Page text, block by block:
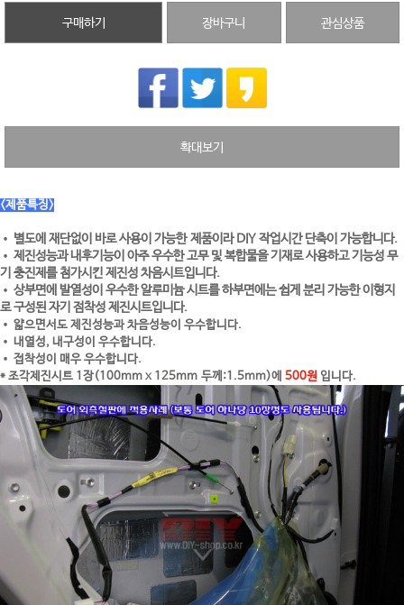
구매하기 장바구니 관심상품
확대보기
<제품특징>
• 별도에 재단없이 바로 사용이 가능한 제품이라 DIY 작업시간 단축이 가능합니다.
• 제진성능과 내후기능이 아주 우수한 고무 및 복합물을 기재로 사용하고 기능성 무
기 충진제를 첨가시킨 제진성 차음시트입니다.
• 상부면에 발열성이 우수한 알루미늄 시트를 하부면에는 쉽게 분리 가능한 이형지
로 구성된 자기 점착성 제진시트입니다.
• 얇으면서도 제진성능과 차음성능이 우수합니다.
• 내열성, 내구성이 우수합니다.
• 접착성이 매우 우수합니다.
* 조각제진시트 1장(100mm x 125mm 두께:1.5mm)에 500원 입니다.